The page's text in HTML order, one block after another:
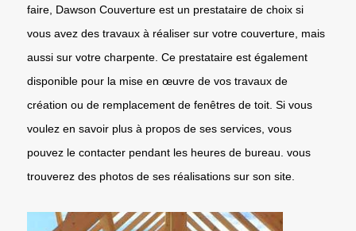
faire, Dawson Couverture est un prestataire de choix si
vous avez des travaux à réaliser sur votre couverture, mais
aussi sur votre charpente. Ce prestataire est également
disponible pour la mise en œuvre de vos travaux de
création ou de remplacement de fenêtres de toit. Si vous
voulez en savoir plus à propos de ses services, vous
pouvez le contacter pendant les heures de bureau. vous
trouverez des photos de ses réalisations sur son site.